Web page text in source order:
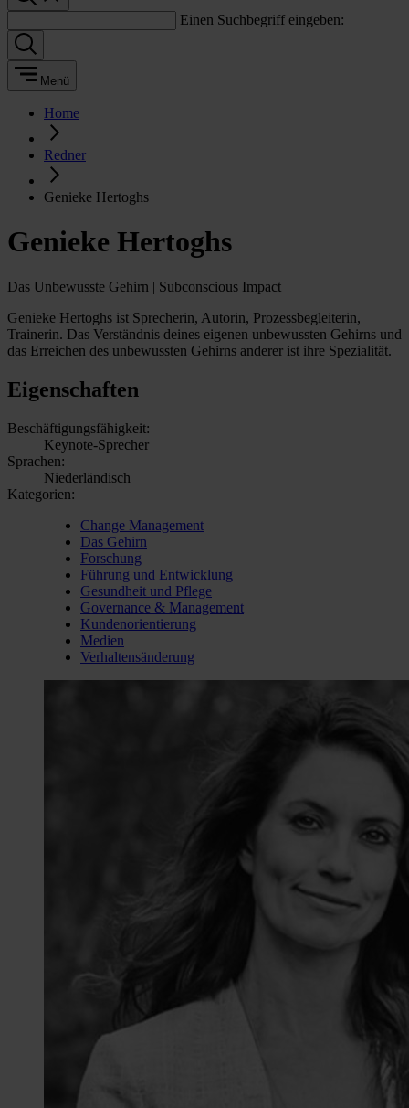
Einen Suchbegriff eingeben:
Menü
Home
Redner
Genieke Hertoghs
Genieke Hertoghs
Das Unbewusste Gehirn | Subconscious Impact
Genieke Hertoghs ist Sprecherin, Autorin, Prozessbegleiterin,
Trainerin. Das Verständnis deines eigenen unbewussten Gehirns und
das Erreichen des unbewussten Gehirns anderer ist ihre Spezialität.
Eigenschaften
Beschäftigungsfähigkeit:
Keynote-Sprecher
Sprachen:
Niederländisch
Kategorien:
Change Management
Das Gehirn
Forschung
Führung und Entwicklung
Gesundheit und Pflege
Governance & Management
Kundenorientierung
Medien
Verhaltensänderung